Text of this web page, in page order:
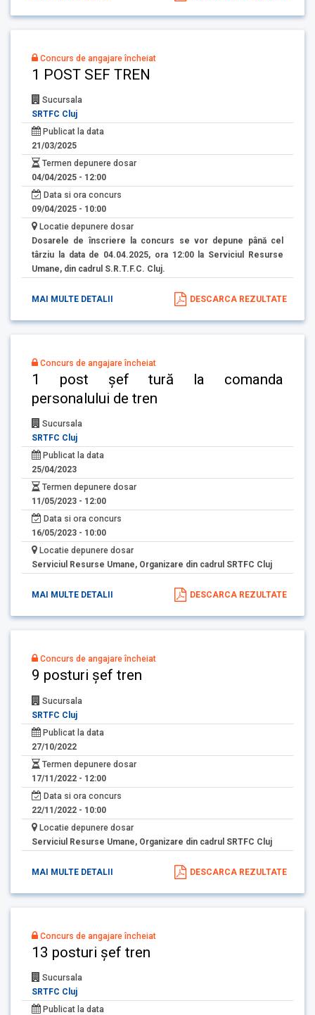
Concurs de angajare încheiat
1 POST SEF TREN
Sucursala
SRTFC Cluj
Publicat la data
21/03/2025
Termen depunere dosar
04/04/2025 - 12:00
Data si ora concurs
09/04/2025 - 10:00
Locatie depunere dosar
Dosarele de înscriere la concurs se vor depune până cel
târziu la data de 04.04.2025, ora 12:00 la Serviciul Resurse
Umane, din cadrul S.R.T.F.C. Cluj.
MAI MULTE DETALII DESCARCA REZULTATE
Concurs de angajare încheiat
1 post șef tură la comanda
personalului de tren
Sucursala
SRTFC Cluj
Publicat la data
25/04/2023
Termen depunere dosar
11/05/2023 - 12:00
Data si ora concurs
16/05/2023 - 10:00
Locatie depunere dosar
Serviciul Resurse Umane, Organizare din cadrul SRTFC Cluj
MAI MULTE DETALII DESCARCA REZULTATE
Concurs de angajare încheiat
9 posturi șef tren
Sucursala
SRTFC Cluj
Publicat la data
27/10/2022
Termen depunere dosar
17/11/2022 - 12:00
Data si ora concurs
22/11/2022 - 10:00
Locatie depunere dosar
Serviciul Resurse Umane, Organizare din cadrul SRTFC Cluj
MAI MULTE DETALII DESCARCA REZULTATE
Concurs de angajare încheiat
13 posturi șef tren
Sucursala
SRTFC Cluj
Publicat la data